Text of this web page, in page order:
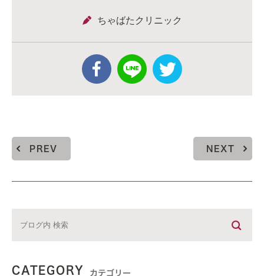
ちゃばたクリニック
PREV NEXT
CATEGORY カテゴリー